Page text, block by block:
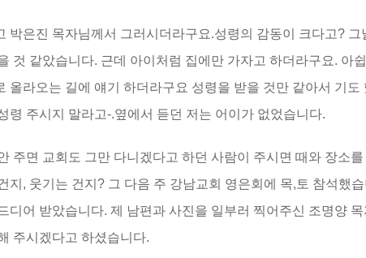
박은진 목자님께서 그러시더라구요.성령의 감동이 크다고?
것 같았습니다. 근데 아이처럼 집에만 가자고 하더라구요. 아
올라오는 길에 얘기 하더라구요 성령을 받을 것만 같아서 기
령 주시지 말라고-.옆에서 듣던 저는 어이가 없었습니다.
주면 교회도 그만 다니겠다고 하던 사람이 주시면 때와 장소
지, 웃기는 건지? 그 다음 주 강남교회 영은회에 목,토 참석했
디어 받았습니다. 제 남편과 사진을 일부러 찍어주신 조명양
주시겠다고 하셨습니다.